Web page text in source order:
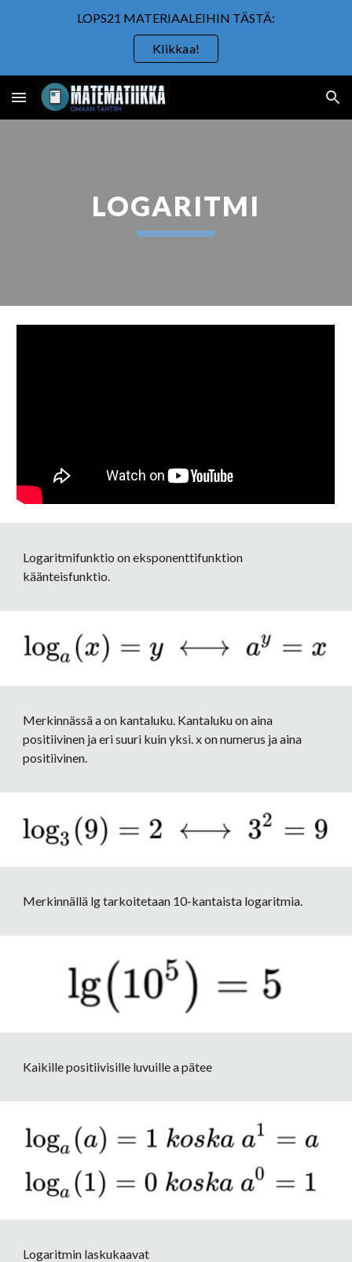
LOPS21 MATERIAALEIHIN TÄSTÄ:
Klikkaa!
LOGARITMI
Logaritmifunktio on eksponenttifunktion
käänteisfunktio.
Merkinnässä a on kantaluku. Kantaluku on aina
positiivinen ja eri suuri kuin yksi. x on numerus ja aina
positiivinen.
Merkinnällä lg tarkoitetaan 10-kantaista logaritmia.
Kaikille positiivisille luvuille a pätee
Logaritmin laskukaavat